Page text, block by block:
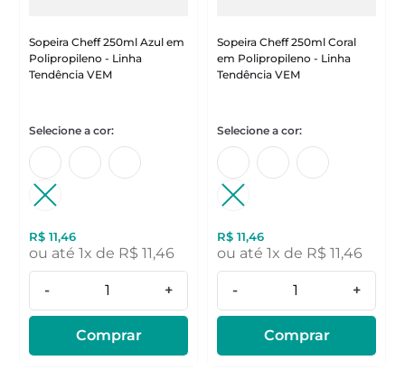
Sopeira Cheff 250ml Azul em
Polipropileno - Linha
Tendência VEM
R$ 11,46
ou até 1x de R$ 11,46
- +
Comprar
Sopeira Cheff 250ml Coral
em Polipropileno - Linha
Tendência VEM
R$ 11,46
ou até 1x de R$ 11,46
- +
Comprar